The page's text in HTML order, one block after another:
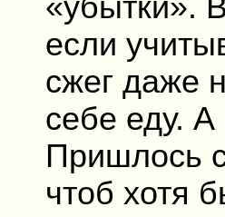
«убытки».
если
сжег даже
себе еду.
Пришлось
чтоб хотя